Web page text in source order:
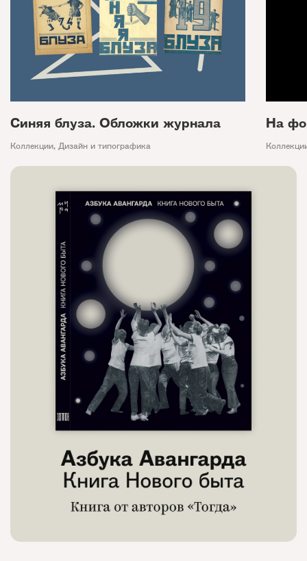
Синяя блуза. Обложки журнала
Коллекции, Дизайн и типографика
На